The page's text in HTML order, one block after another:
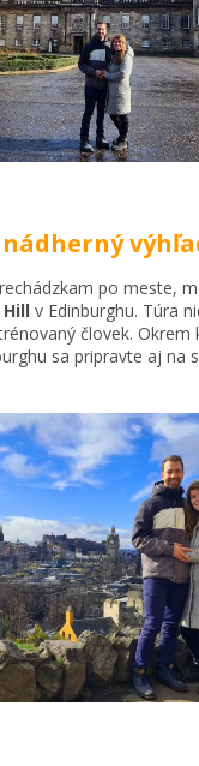
po meste,
v Edinburghu. Túra
človek. Okrem
sa pripravte aj na